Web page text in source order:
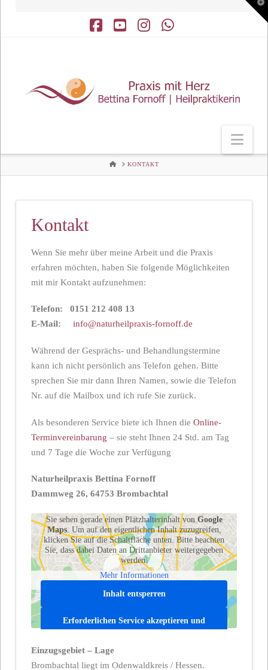
HOMEKONTAKT
Kontakt
Wenn Sie mehr über meine Arbeit und die Praxis
erfahren möchten, haben Sie folgende Möglichkeiten
mit mir Kontakt aufzunehmen:
Telefon: 0151 212 408 13
E-Mail: info@naturheilpraxis-fornoff.de
Während der Gesprächs- und Behandlungstermine
kann ich nicht persönlich ans Telefon gehen. Bitte
sprechen Sie mir dann Ihren Namen, sowie die Telefon
Nr. auf die Mailbox und ich rufe Sie zurück.
Als besonderen Service biete ich Ihnen die Online-
Terminvereinbarung – sie steht Ihnen 24 Std. am Tag
und 7 Tage die Woche zur Verfügung
Naturheilpraxis Bettina Fornoff
Dammweg 26, 64753 Brombachtal
Sie sehen gerade einen Platzhalterinhalt von Google
Maps. Um auf den eigentlichen Inhalt zuzugreifen,
klicken Sie auf die Schaltfläche unten. Bitte beachten
Sie, dass dabei Daten an Drittanbieter weitergegeben
werden.
Mehr Informationen
Inhalt entsperren
Erforderlichen Service akzeptieren und
Einzugsgebiet – Lage
Brombachtal liegt im Odenwaldkreis / Hessen.